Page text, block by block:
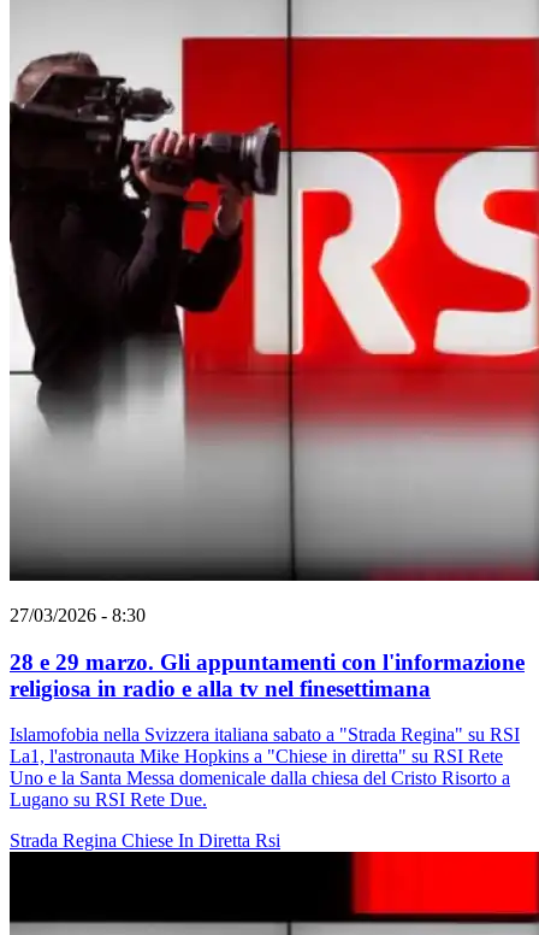
27/03/2026 - 8:30
28 e 29 marzo. Gli appuntamenti con l'informazione
religiosa in radio e alla tv nel finesettimana
Islamofobia nella Svizzera italiana sabato a "Strada Regina" su RSI
La1, l'astronauta Mike Hopkins a "Chiese in diretta" su RSI Rete
Uno e la Santa Messa domenicale dalla chiesa del Cristo Risorto a
Lugano su RSI Rete Due.
Strada Regina Chiese In Diretta Rsi